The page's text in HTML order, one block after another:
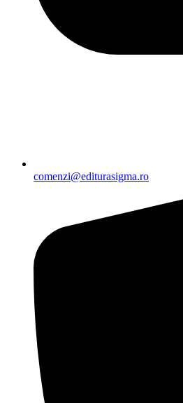
comenzi@editurasigma.ro